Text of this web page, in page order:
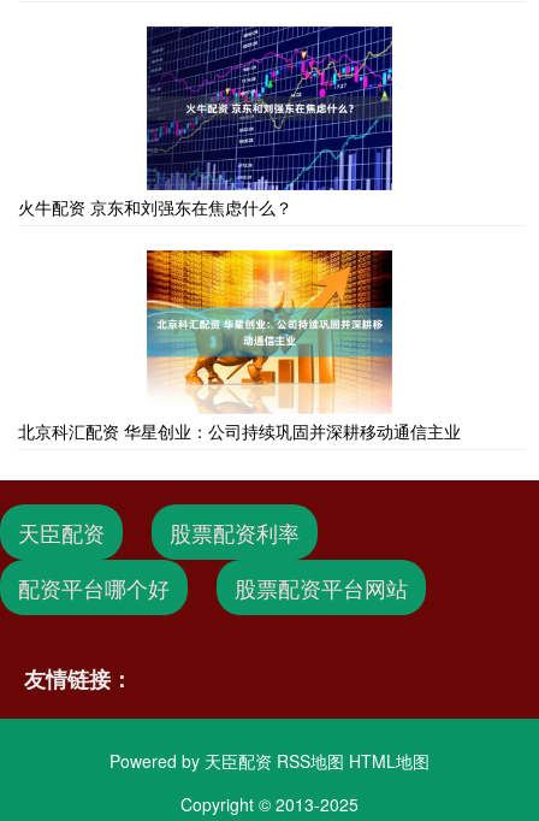
火牛配资 京东和刘强东在焦虑什么？
北京科汇配资 华星创业：公司持续巩固并深耕移动通信主业
天臣配资
股票配资利率
配资平台哪个好
股票配资平台网站
友情链接：
Powered by 天臣配资 RSS地图 HTML地图
Copyright © 2013-2025